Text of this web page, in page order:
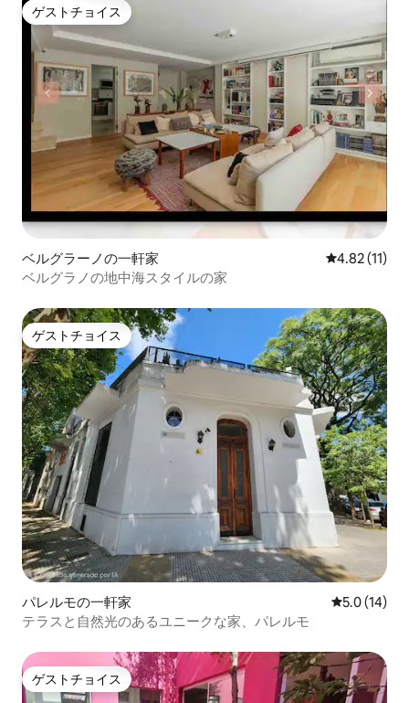
ゲストチョイス
ゲストチョイス
ベルグラーノの一軒家 レビュー11
4.82 (11)
ベルグラノの地中海スタイルの家
ゲストチョイス
ゲストチョイス
パレルモの一軒家 レビュー14
5.0 (14)
テラスと自然光のあるユニークな家、パレルモ
ゲストチョイス
ゲストチョイス